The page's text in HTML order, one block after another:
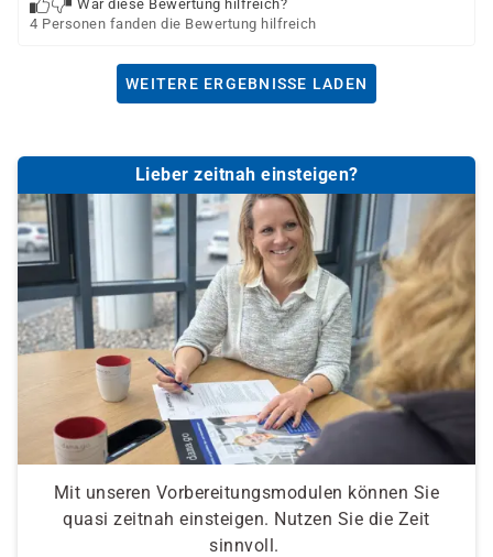
War diese Bewertung hilfreich?
4 Personen fanden die Bewertung hilfreich
WEITERE ERGEBNISSE LADEN
Lieber zeitnah einsteigen?
Mit unseren Vorbereitungsmodulen können Sie
quasi zeitnah einsteigen. Nutzen Sie die Zeit
sinnvoll.